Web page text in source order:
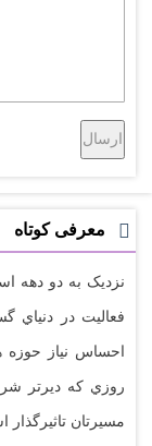
معرفی کوتاه
نزديک به دو دهه
فعاليت در
احساس نياز
روزي که ديرتر
مسيرتان تاثيرگذار